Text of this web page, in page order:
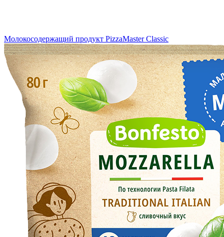
Молокосодержащий продукт PizzaMaster Classic